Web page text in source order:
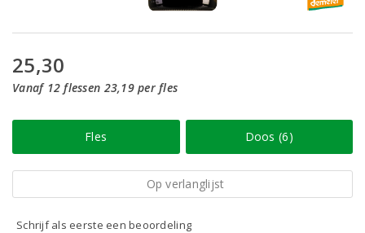
25,30
Vanaf 12 flessen 23,19 per fles
Fles Doos (6)
Op verlanglijst
Schrijf als eerste een beoordeling